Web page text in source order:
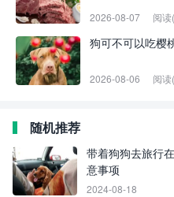
2026-08-07 阅
狗可不可以吃樱
2026-08-06 阅
随机推荐
带着狗狗去旅行
意事项
2024-08-18